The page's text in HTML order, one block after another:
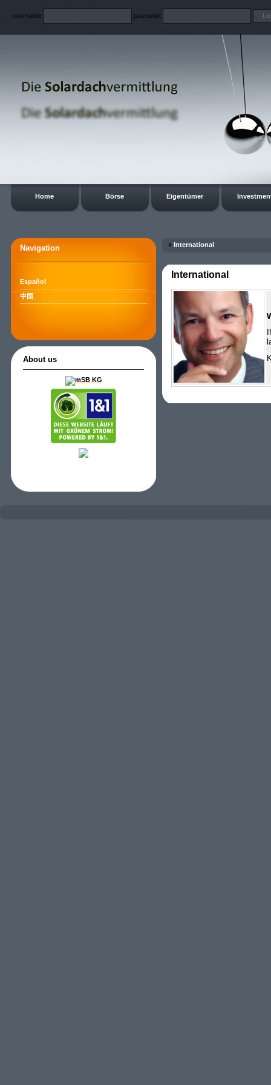
username passwort
Home Börse Eigentümer
Navigation
Español
中国
About us
» International
International